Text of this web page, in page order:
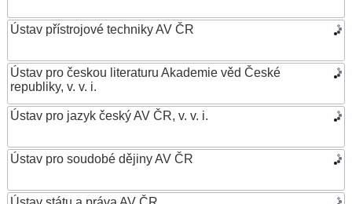
Ústav přístrojové techniky AV ČR
Ústav pro českou literaturu Akademie věd České
republiky, v. v. i.
Ústav pro jazyk český AV ČR, v. v. i.
Ústav pro soudobé dějiny AV ČR